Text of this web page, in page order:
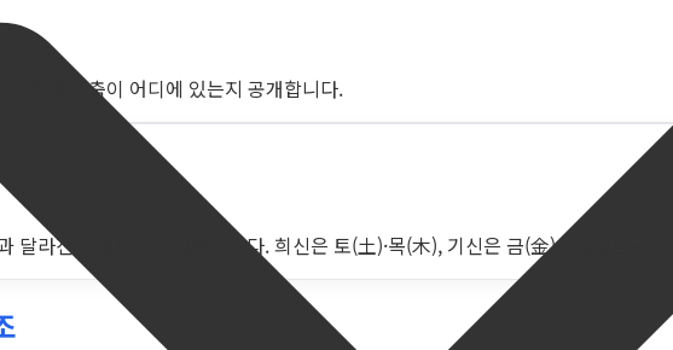
절 중심축이 어디에 있는지 공개합니다.
달라진 지점까지 반영했습니다. 희신은 토(土)·목(木), 기신은 금(金)·수(水)으로